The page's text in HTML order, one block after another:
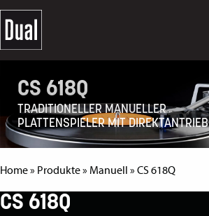
CS 618Q
TRADITIONELLER MANUELLER
PLATTENSPIELER MIT DIREKTANTRIEB
Home» Produkte» Manuell»CS 618Q
CS 618Q